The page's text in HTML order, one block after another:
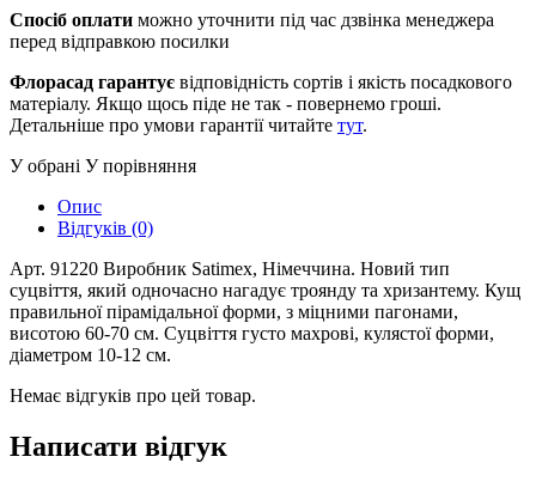
Спосіб оплати можно уточнити під час дзвінка менеджера
перед відправкою посилки
Флорасад гарантує відповідність сортів і якість посадкового
матеріалу. Якщо щось піде не так - повернемо гроші.
Детальніше про умови гарантії читайте тут.
У обрані У порівняння
Опис
Відгуків (0)
Арт. 91220 Виробник Satimex, Німеччина. Новий тип
суцвіття, який одночасно нагадує троянду та хризантему. Кущ
правильної пірамідальної форми, з міцними пагонами,
висотою 60-70 см. Суцвіття густо махрові, кулястої форми,
діаметром 10-12 см.
Немає відгуків про цей товар.
Написати відгук